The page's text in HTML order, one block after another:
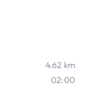
4.62 km
02:00